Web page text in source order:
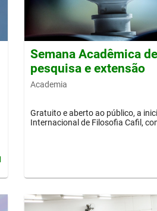
Semana Acadêmica
pesquisa e extensão
Academia
Gratuito e aberto ao público, a
Internacional de Filosofia Cafil,